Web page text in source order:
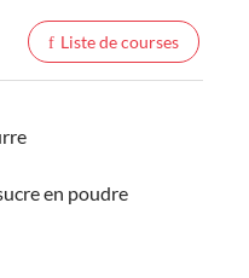
Liste de courses
en poudre